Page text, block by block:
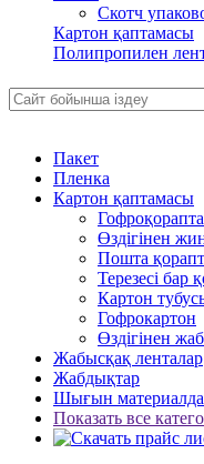
Скотч
Картон қаптамасы
Полипропилен
Пакет
Пленка
Картон қаптамасы
Өздігінен
Пошта
Терезесі бар
Картон
Гофрокартон
Өздігінен
Жабысқақ ленталар
Жабдықтар
Шығын
Показать все